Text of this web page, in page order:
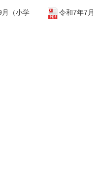
月（小学 令和7年7月